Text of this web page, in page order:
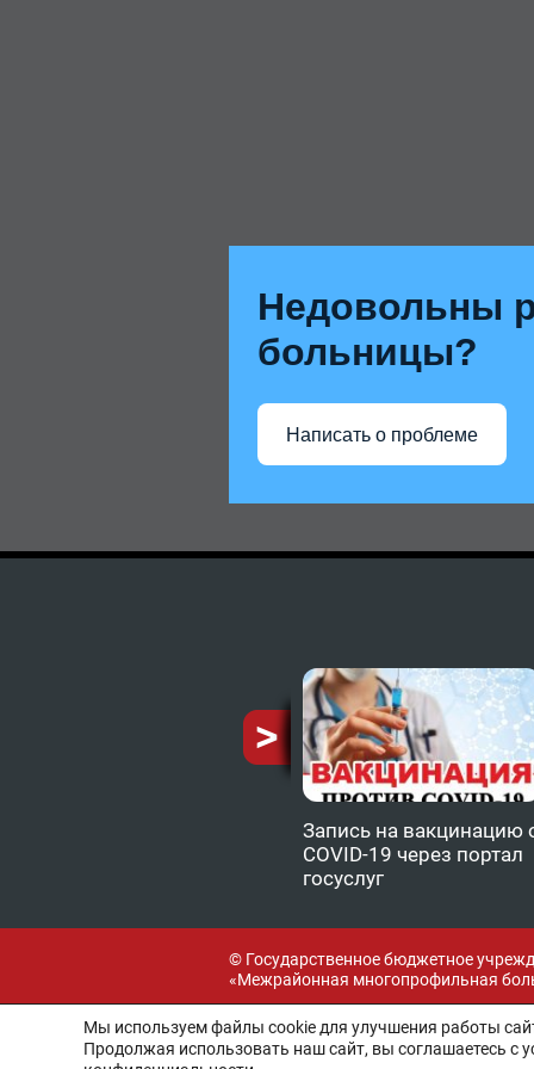
Недовольны
больницы?
Написать о проблеме
Запись на вакцинацию
COVID-19 через портал
госуслуг
© Государственное бюджетное
«Межрайонная многопрофильная
Разработка и поддержка:
Мы используем файлы cookie для улучшения работы
Продолжая использовать наш сайт, вы соглашаетесь с